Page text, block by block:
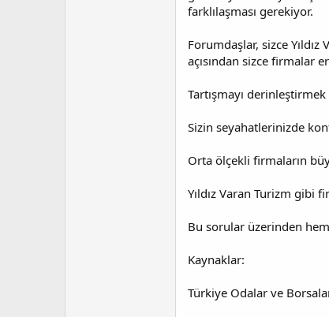
farklılaşması gerekiyor.
Forumdaşlar, sizce Yıldız
açısından sizce firmalar
Tartışmayı
Sizin seyahatlerinizde
Orta ölçekli firmaların
Yıldız Varan Turizm gibi
Bu sorular üzerinden
Kaynaklar:
Türkiye Odalar ve